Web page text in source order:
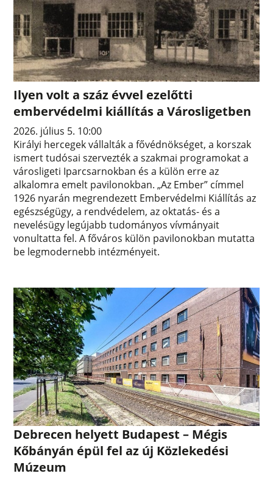
Ilyen volt a száz évvel ezelőtti
embervédelmi kiállítás a Városligetben
2026. július 5. 10:00
Királyi hercegek vállalták a fővédnökséget, a korszak
ismert tudósai szervezték a szakmai programokat a
városligeti Iparcsarnokban és a külön erre az
alkalomra emelt pavilonokban. „Az Ember” címmel
1926 nyarán megrendezett Embervédelmi Kiállítás az
egészségügy, a rendvédelem, az oktatás- és a
nevelésügy legújabb tudományos vívmányait
vonultatta fel. A főváros külön pavilonokban mutatta
be legmodernebb intézményeit.
Debrecen helyett Budapest – Mégis
Kőbányán épül fel az új Közlekedési
Múzeum